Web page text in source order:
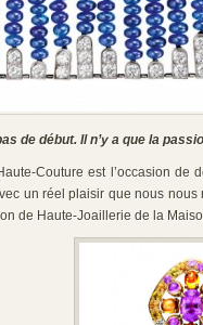
de début. Il n’y a que la
Couture est l’occasion de
un réel plaisir que nous
de Haute-Joaillerie de la